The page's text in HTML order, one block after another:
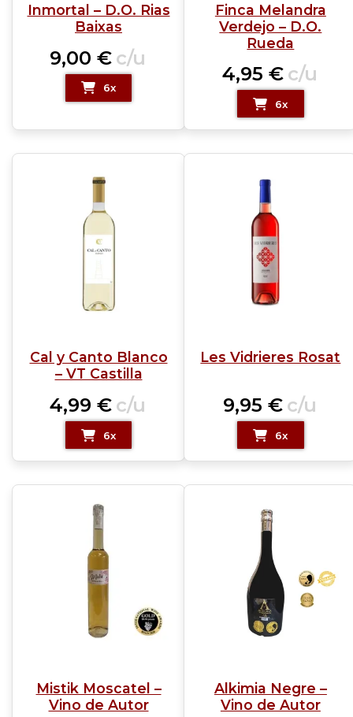
Inmortal – D.O. Rias
Baixas
9,00 € c/u
6x
Finca Melandra
Verdejo – D.O.
Rueda
4,95 € c/u
6x
Cal y Canto Blanco
– VT Castilla
4,99 € c/u
6x
Les Vidrieres Rosat
9,95 € c/u
6x
Mistik Moscatel –
Vino de Autor
Alkimia Negre –
Vino de Autor